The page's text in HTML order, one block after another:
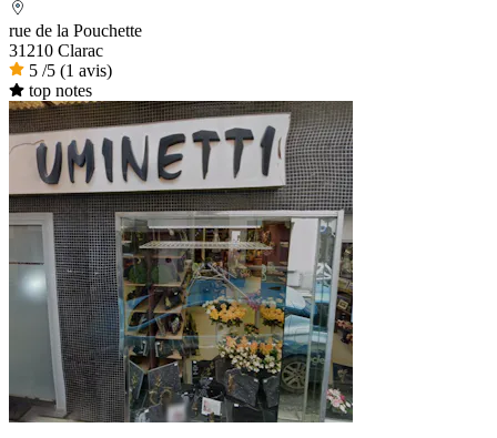
rue de la Pouchette
31210 Clarac
5 /5 (1 avis)
top notes